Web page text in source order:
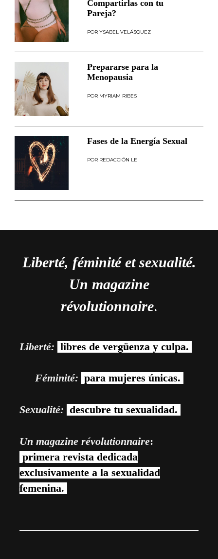
Compartirlas con tu
Pareja?
YSABEL VELÁSQUEZ
Prepararse para la
Menopausia
MYRIAM RIBES
Fases de la Energía Sexual
REDACCIÓN LE
Liberté, féminité et sexualité.
Un magazine
révolutionnaire.
Liberté: libres de vergüenza y culpa.
Féminité: para mujeres únicas.
Sexualité: descubre tu sexualidad.
Un magazine révolutionnaire:
primera revista dedicada
exclusivamente a la sexualidad
femenina.